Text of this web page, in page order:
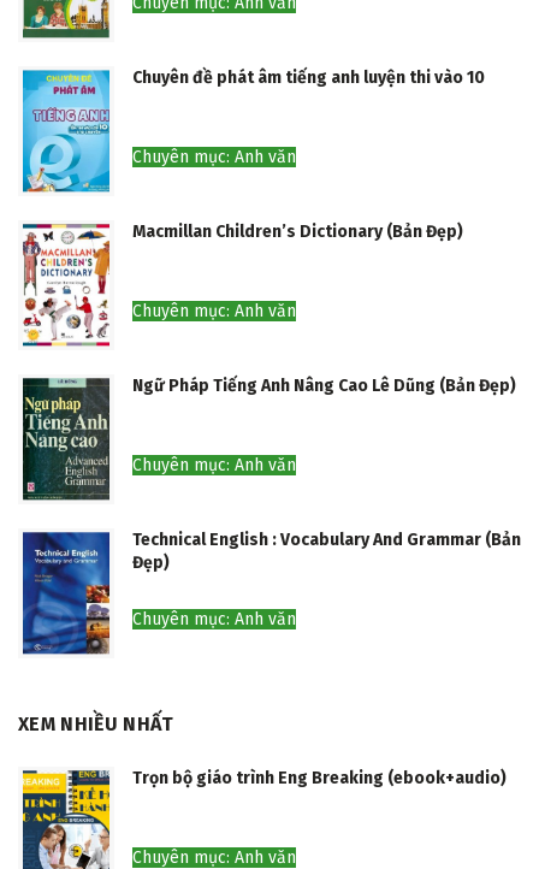
Chuyên đề phát âm tiếng anh luyện thi vào 10
Chuyên mục: Anh văn
Macmillan Children’s Dictionary (Bản Đẹp)
Chuyên mục: Anh văn
Ngữ Pháp Tiếng Anh Nâng Cao Lê Dũng (Bản Đẹp)
Chuyên mục: Anh văn
Technical English : Vocabulary And Grammar (Bản
Đẹp)
Chuyên mục: Anh văn
XEM NHIỀU NHẤT
Trọn bộ giáo trình Eng Breaking (ebook+audio)
Chuyên mục: Anh văn